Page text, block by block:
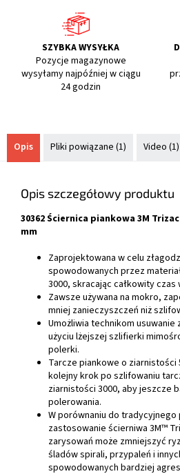
SZYBKA WYSYŁKA
Pozycje magazynowe
wysyłamy najpóźniej w ciągu
24 godzin
Opis Pliki powiązane (1) Video (1)
Opis szczegółowy produktu
30362 Ściernica piankowa 3M
mm
Zaprojektowana w celu
spowodowanych przez
3000, skracając całkowity czas
Zawsze używana na mokro,
mniej zanieczyszczeń niż
Umożliwia technikom
użyciu lżejszej szlifierki
polerki.
Tarcze piankowe o ziarnistości
kolejny krok po szlifowaniu
ziarnistości 3000, aby jeszcze
polerowania.
W porównaniu do tradycyjnego
zastosowanie ścierniwa 3M™
zarysowań może zmniejszyć
śladów spirali, przypaleń i
spowodowanych bardziej